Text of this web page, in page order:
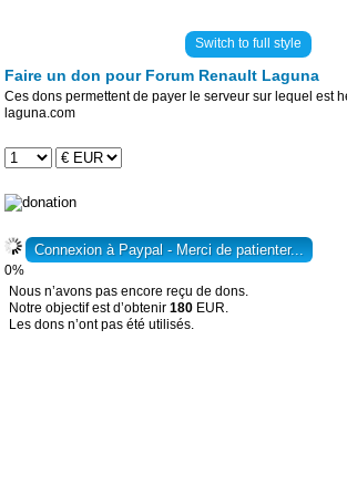
Switch to full style
Faire un don pour Forum Renault Laguna
Ces dons permettent de payer le serveur sur lequel est
laguna.com
0%
Nous n’avons pas encore reçu de dons.
Notre objectif est d’obtenir 180 EUR.
Les dons n’ont pas été utilisés.